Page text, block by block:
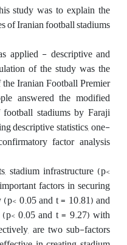
study was to explain the
of Iranian football stadiums
applied - descriptive and
of the study was the
Iranian Football Premier
answered the modified
stadiums by Faraji
descriptive statistics, one-
factor analysis
stadium infrastructure (p<
factors in securing
0.05 and t = 10.81) and
0.05 and t = 9.27) with
are two sub-factors